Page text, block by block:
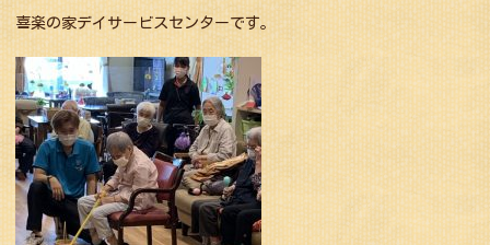
喜楽の家デイサービスセンターです。